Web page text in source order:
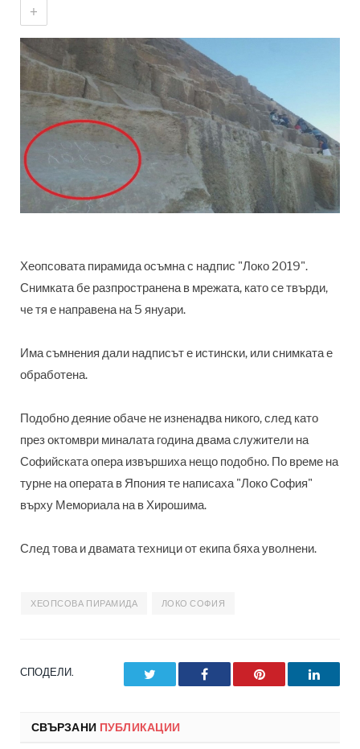
+
Хеопсовата пирамида осъмна с надпис "Локо 2019".
Снимката бе разпространена в мрежата, като се твърди,
че тя е направена на 5 януари.
Има съмнения дали надписът е истински, или снимката е
обработена.
Подобнодеяние обаче не изненадва никого, след като
през октомври миналата година двама служители на
Софийската опера извършиха нещо подобно. По време на
турне на операта в Япония те написаха "Локо София"
върху Мемориала на в Хирошима.
След това и двамата техници от екипа бяха уволнени.
ХЕОПСОВА ПИРАМИДА ЛОКО СОФИЯ
СПОДЕЛИ. Facebook Pinterest
СВЪРЗАНИ ПУБЛИКАЦИИ